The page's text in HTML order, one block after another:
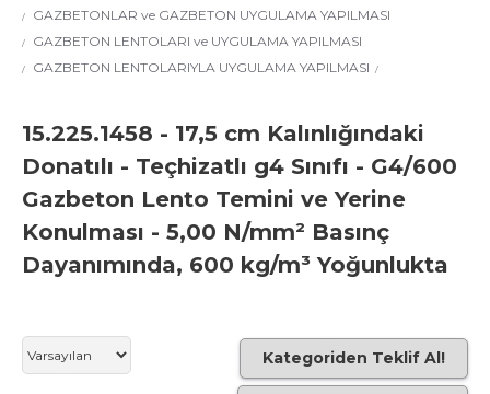
GAZBETONLAR ve GAZBETON UYGULAMA YAPILMASI
GAZBETON LENTOLARI ve UYGULAMA YAPILMASI
GAZBETON LENTOLARIYLA UYGULAMA YAPILMASI
15.225.1458 - 17,5 cm Kalınlığındaki
Donatılı - Teçhizatlı g4 Sınıfı - G4/600
Gazbeton Lento Temini ve Yerine
Konulması - 5,00 N/mm² Basınç
Dayanımında, 600 kg/m³ Yoğunlukta
Kategoriden Teklif Al!